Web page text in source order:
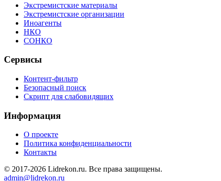
Экстремистские материалы
Экстремистские организации
Иноагенты
НКО
СОНКО
Сервисы
Контент-фильтр
Безопасный поиск
Скрипт для слабовидящих
Информация
О проекте
Политика конфиденциальности
Контакты
© 2017-2026 Lidrekon.ru. Все права защищены.
admin@lidrekon.ru